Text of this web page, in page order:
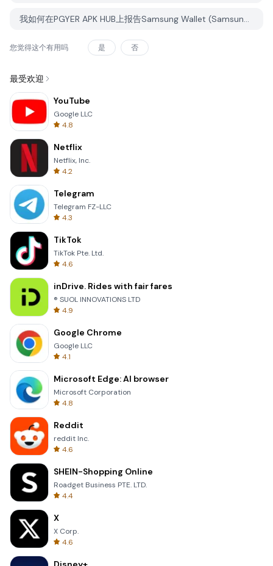
我如何在PGYER APK HUB上报告Samsung Wallet (Samsung Pay)的问题？
您觉得这个有用吗 是 否
最受欢迎
YouTube
Google LLC
4.8
Netflix
Netflix, Inc.
4.2
Telegram
Telegram FZ-LLC
4.3
TikTok
TikTok Pte. Ltd.
4.6
inDrive. Rides with fair fares
® SUOL INNOVATIONS LTD
4.9
Google Chrome
Google LLC
4.1
Microsoft Edge: AI browser
Microsoft Corporation
4.8
Reddit
reddit Inc.
4.6
SHEIN-Shopping Online
Roadget Business PTE. LTD.
4.4
X
X Corp.
4.6